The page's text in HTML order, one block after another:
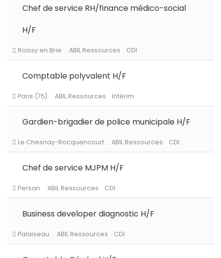
Chef de service RH/finance médico-social
H/F
Roissy en Brie ABIL Ressources CDI
Comptable polyvalent H/F
Paris (75) ABIL Ressources
Gardien-brigadier de police municipale H/F
Le Chesnay-Rocquencourt ABIL Ressources
Chef de service MJPM H/F
Business developer diagnostic H/F